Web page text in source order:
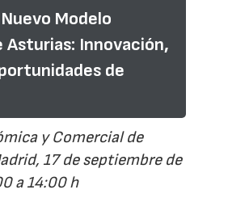
Nuevo Modelo
Asturias: Innovación,
de
y Comercial de
17 de septiembre de
a 14:00 h